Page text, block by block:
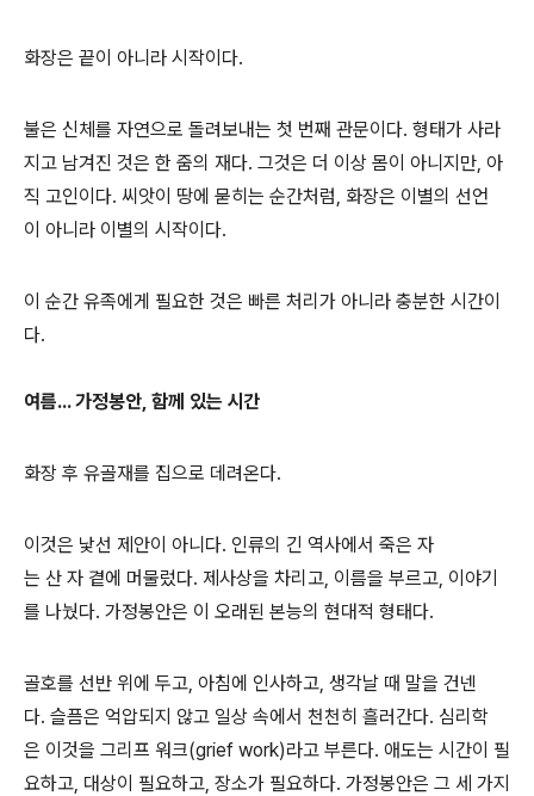
화장은 끝이 아니라 시작이다.
불은 신체를 자연으로 돌려보내는 첫 번째 관문이다. 형태가 사라
지고 남겨진 것은 한 줌의 재다. 그것은 더 이상 몸이 아니지만, 아
직 고인이다. 씨앗이 땅에 묻히는 순간처럼, 화장은 이별의 선언
이 아니라 이별의 시작이다.
이 순간 유족에게 필요한 것은 빠른 처리가 아니라 충분한 시간이
다.
여름... 가정봉안, 함께 있는 시간
화장 후 유골재를 집으로 데려온다.
이것은 낯선 제안이 아니다. 인류의 긴 역사에서 죽은 자
는 산 자 곁에 머물렀다. 제사상을 차리고, 이름을 부르고, 이야기
를 나눴다. 가정봉안은 이 오래된 본능의 현대적 형태다.
골호를 선반 위에 두고, 아침에 인사하고, 생각날 때 말을 건넨
다. 슬픔은 억압되지 않고 일상 속에서 천천히 흘러간다. 심리학
은 이것을 그리프 워크(grief work)라고 부른다. 애도는 시간이 필
요하고, 대상이 필요하고, 장소가 필요하다. 가정봉안은 그 세 가지